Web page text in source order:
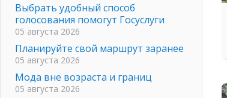
Выбрать удобный способ
голосования помогут Госуслуги
05 августа 2026
Планируйте свой маршрут заранее
05 августа 2026
Мода вне возраста и границ
05 августа 2026